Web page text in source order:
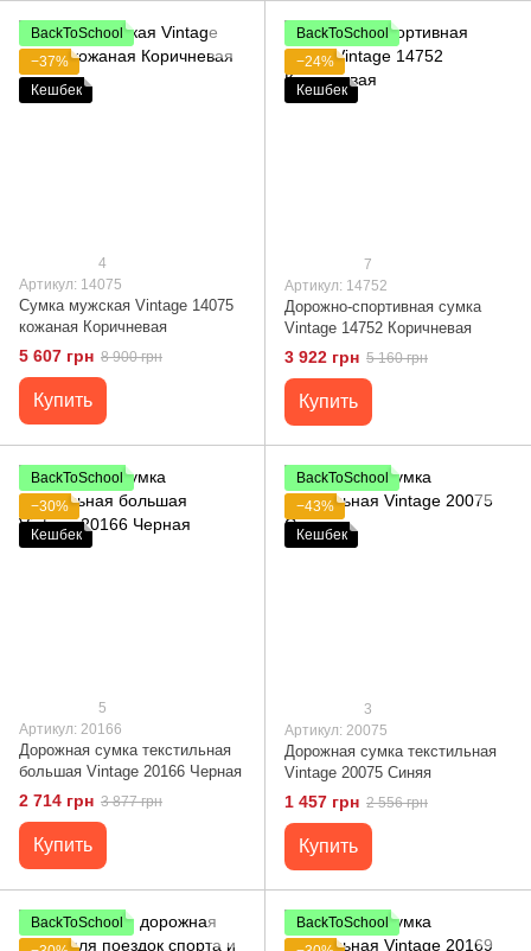
BackToSchool
−37%
Кешбек
4
Артикул: 14075
Сумка мужская Vintage 14075
кожаная Коричневая
5 607 грн 8 900 грн
Купить
BackToSchool
−24%
Кешбек
7
Артикул: 14752
Дорожно-спортивная сумка
Vintage 14752 Коричневая
3 922 грн 5 160 грн
Купить
BackToSchool
−30%
Кешбек
5
Артикул: 20166
Дорожная сумка текстильная
большая Vintage 20166 Черная
2 714 грн 3 877 грн
Купить
BackToSchool
−43%
Кешбек
3
Артикул: 20075
Дорожная сумка текстильная
Vintage 20075 Синяя
1 457 грн 2 556 грн
Купить
BackToSchool
BackToSchool